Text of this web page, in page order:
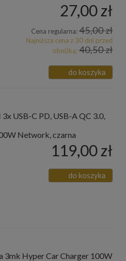
27,00 zł
Cena regularna: 45,00 zł
Najniższa cena z 30 dni przed
obniżką:40,50 zł
do koszyka
USB-C PD, USB-A QC 3.0,
Network, czarna
119,00 zł
do koszyka
3mk Hyper Car Charger 100W